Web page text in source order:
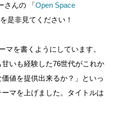
さんの 「Open Space
是非見てください！
マを書くようにしています。
いも経験した76世代がこれか
値を提供出来るか？」といっ
マを上げました。タイトルは